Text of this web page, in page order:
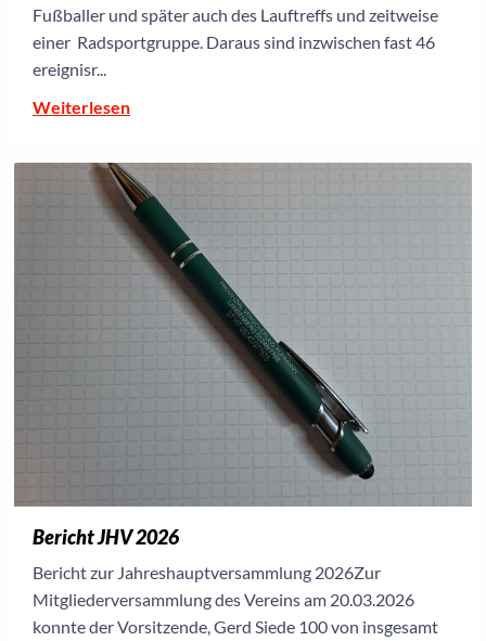
Fußballer und später auch des Lauftreffs und zeitweise
einer Radsportgruppe. Daraus sind inzwischen fast 46
ereignisr...
Weiterlesen
Bericht JHV 2026
Bericht zur Jahreshauptversammlung 2026Zur
Mitgliederversammlung des Vereins am 20.03.2026
konnte der Vorsitzende, Gerd Siede 100 von insgesamt